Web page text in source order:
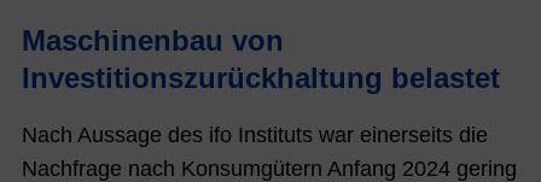
Maschinenbau von
Investitionszurückhaltung belastet
Nach Aussage des ifo Instituts war einerseits die
Nachfrage nach Konsumgütern Anfang 2024 gering